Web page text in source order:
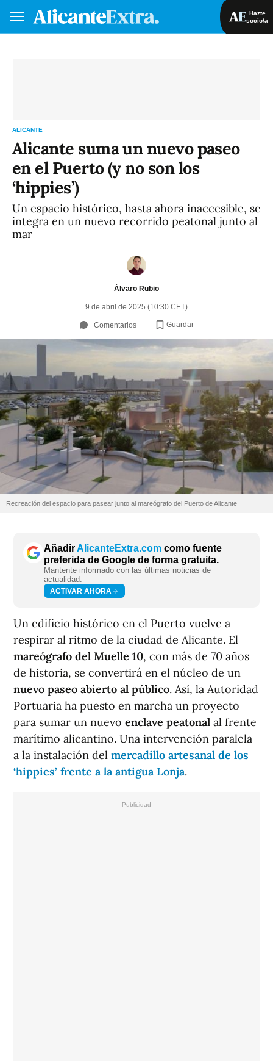
Hazte
socio/a
ALICANTE
Alicante suma un nuevo paseo
en el Puerto (y no son los
‘hippies’)
Un espacio histórico, hasta ahora inaccesible, se
integra en un nuevo recorrido peatonal junto al
mar
Álvaro Rubio
9 de abril de 2025 (10:30 CET)
Comentarios Guardar
Recreación del espacio para pasear junto al mareógrafo del Puerto de Alicante
AñadirAlicanteExtra.com como fuente
preferida de Google de forma gratuita.
Mantente informado con las últimas noticias de
actualidad.
ACTIVAR AHORA
Un edificio histórico en el Puerto vuelve a
respirar al ritmo de la ciudad de Alicante. El
mareógrafo del Muelle 10, con más de 70 años
de historia, se convertirá en el núcleo de un
nuevo paseo abierto al público. Así, la Autoridad
Portuaria ha puesto en marcha un proyecto
para sumar un nuevo enclave peatonal al frente
marítimo alicantino. Una intervención paralela
a la instalación del mercadillo artesanal de los
‘hippies’ frente a la antigua Lonja.